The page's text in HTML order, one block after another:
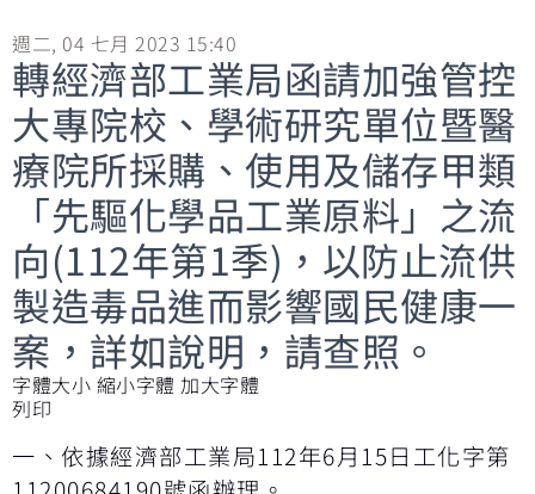
週二, 04 七月 2023 15:40
轉經濟部工業局函請加強管控
大專院校、學術研究單位暨醫
療院所採購、使用及儲存甲類
「先驅化學品工業原料」之流
向(112年第1季)，以防止流供
製造毒品進而影響國民健康一
案，詳如說明，請查照。
字體大小 縮小字體 加大字體
列印
一、依據經濟部工業局112年6月15日工化字第